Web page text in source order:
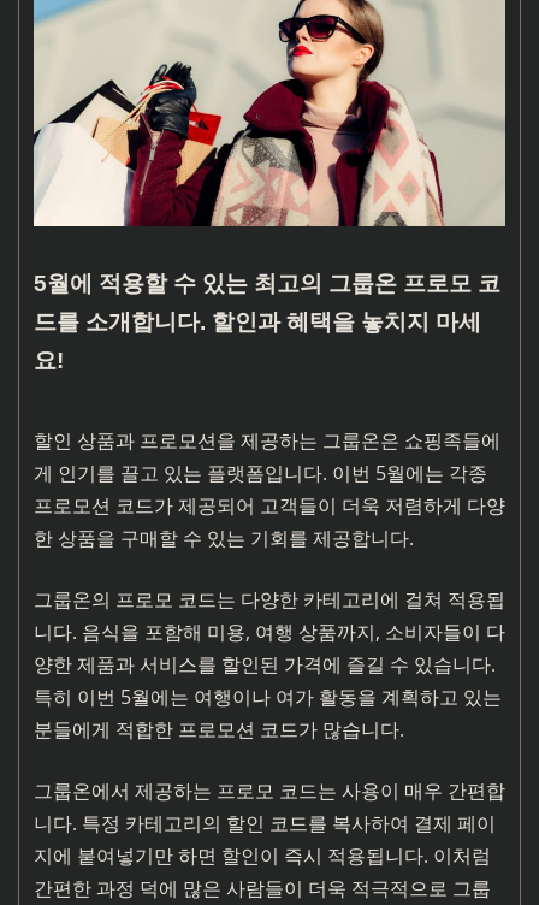
5월에 적용할 수 있는 최고의 그룹온 프로모 코
드를 소개합니다. 할인과 혜택을 놓치지 마세
요!
할인 상품과 프로모션을 제공하는 그룹온은 쇼핑족들에
게 인기를 끌고 있는 플랫폼입니다. 이번 5월에는 각종
프로모션 코드가 제공되어 고객들이 더욱 저렴하게 다양
한 상품을 구매할 수 있는 기회를 제공합니다.
그룹온의 프로모 코드는 다양한 카테고리에 걸쳐 적용됩
니다. 음식을 포함해 미용, 여행 상품까지, 소비자들이 다
양한 제품과 서비스를 할인된 가격에 즐길 수 있습니다.
특히 이번 5월에는 여행이나 여가 활동을 계획하고 있는
분들에게 적합한 프로모션 코드가 많습니다.
그룹온에서 제공하는 프로모 코드는 사용이 매우 간편합
니다. 특정 카테고리의 할인 코드를 복사하여 결제 페이
지에 붙여넣기만 하면 할인이 즉시 적용됩니다. 이처럼
간편한 과정 덕에 많은 사람들이 더욱 적극적으로 그룹